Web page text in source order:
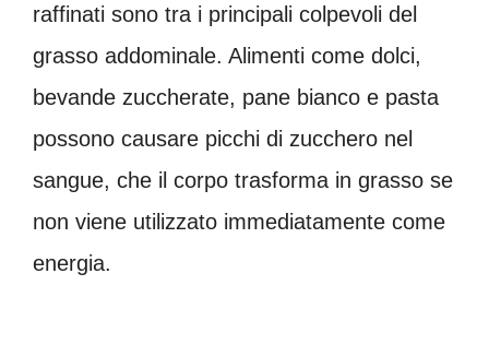
raffinati sono tra i principali colpevoli del
grasso addominale. Alimenti come dolci,
bevande zuccherate, pane bianco e pasta
possono causare picchi di zucchero nel
sangue, che il corpo trasforma in grasso se
non viene utilizzato immediatamente come
energia.